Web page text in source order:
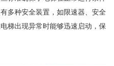
多种安全装置，如限速器、安全
梯出现异常时能够迅速启动，保